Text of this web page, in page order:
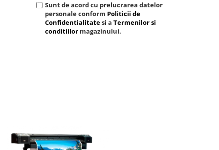
Sunt de acord cu prelucrarea datelor
personale conform Politicii de
Confidentialitatesi a Termenilor si
conditiilor magazinului.